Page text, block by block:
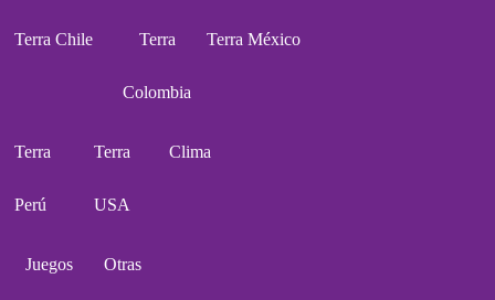
Terra Chile Terra
Colombia
Terra México
Terra
Perú
Terra
USA
Clima
Juegos Otras